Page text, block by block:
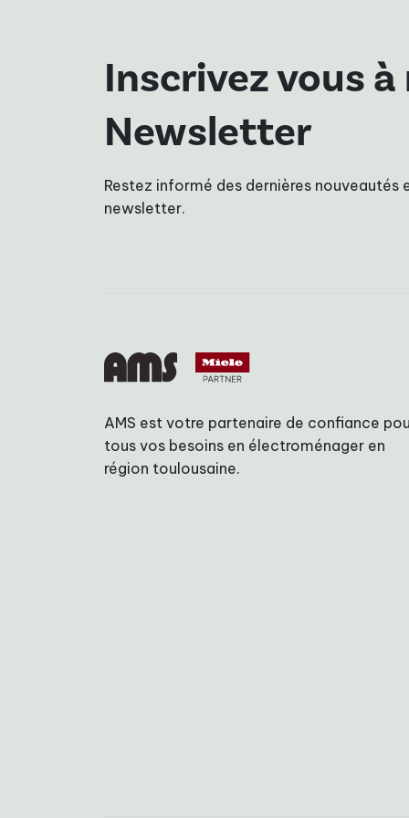
Inscrivez vous
Newsletter
Restez informé des dernières
newsletter.
AMS est votre partenaire de confiance
tous vos besoins en électroménager en
région toulousaine.